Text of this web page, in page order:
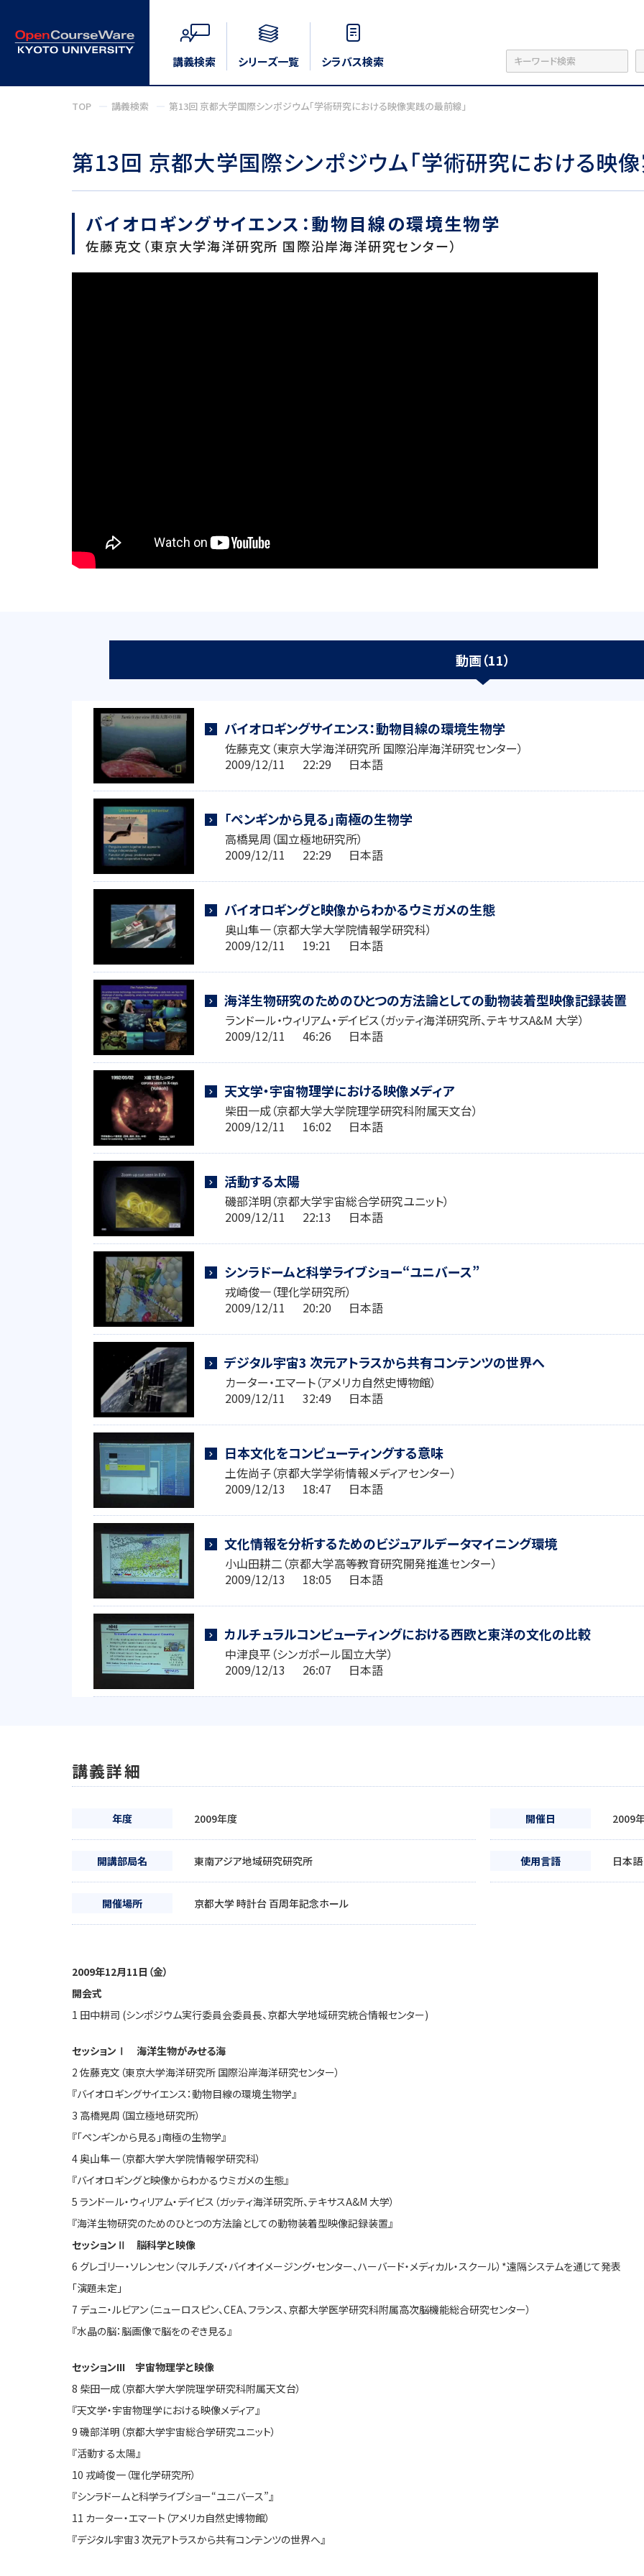
講義検索 シリーズ一覧 シラバス検索
TOP 講義検索 第13回 京都大学国際シンポジウム「学術研究における映像実践の最前線」
第13回 京都大学国際シンポジウム「学術研究における映像
バイオロギングサイエンス：動物目線の環境生物学
佐藤克文（東京大学海洋研究所 国際沿岸海洋研究センター）
動画（11）
バイオロギングサイエンス：動物目線の環境生物学
佐藤克文（東京大学海洋研究所 国際沿岸海洋研究センター）
2009/12/11 22:29 日本語
「ペンギンから見る」南極の生物学
高橋晃周（国立極地研究所）
2009/12/11 22:29 日本語
バイオロギングと映像からわかるウミガメの生態
奥山隼一（京都大学大学院情報学研究科）
2009/12/11 19:21 日本語
海洋生物研究のためのひとつの方法論としての動物装着型映像記録装置
ランドール・ウィリアム・デイビス（ガッティ海洋研究所、テキサスA&M 大学）
2009/12/11 46:26 日本語
天文学・宇宙物理学における映像メディア
柴田一成（京都大学大学院理学研究科附属天文台）
2009/12/11 16:02 日本語
活動する太陽
磯部洋明（京都大学宇宙総合学研究ユニット）
2009/12/11 22:13 日本語
シンラドームと科学ライブショー“ユニバース”
戎崎俊一（理化学研究所）
2009/12/11 20:20 日本語
デジタル宇宙3 次元アトラスから共有コンテンツの世界へ
カーター・エマート（アメリカ自然史博物館）
2009/12/11 32:49 日本語
日本文化をコンピューティングする意味
土佐尚子（京都大学学術情報メディアセンター）
2009/12/13 18:47 日本語
文化情報を分析するためのビジュアルデータマイニング環境
小山田耕二（京都大学高等教育研究開発推進センター）
2009/12/13 18:05 日本語
カルチュラルコンピューティングにおける西欧と東洋の文化の比較
中津良平（シンガポール国立大学）
2009/12/13 26:07 日本語
講義詳細
年度 2009年度 開催日 2009
開講部局名 東南アジア地域研究研究所 使用言語 日本語
開催場所 京都大学 時計台 百周年記念ホール
2009年12月11日（金）
開会式
1 田中耕司 (シンポジウム実行委員会委員長、京都大学地域研究統合情報センター)
セッションⅠ 海洋生物がみせる海
2 佐藤克文（東京大学海洋研究所 国際沿岸海洋研究センター）
『バイオロギングサイエンス：動物目線の環境生物学』
3 高橋晃周（国立極地研究所）
『「ペンギンから見る」南極の生物学』
4 奥山隼一（京都大学大学院情報学研究科）
『バイオロギングと映像からわかるウミガメの生態』
5 ランドール・ウィリアム・デイビス（ガッティ海洋研究所、テキサスA&M 大学）
『海洋生物研究のためのひとつの方法論としての動物装着型映像記録装置』
セッションⅡ 脳科学と映像
6 グレゴリー・ソレンセン（マルチノズ・バイオイメージング・センター、ハーバード・メディカル・スクール）*遠隔システムを通じて発表
「演題未定」
7 デュニ・ルビアン（ニューロスピン、CEA、フランス、京都大学医学研究科附属高次脳機能総合研究センター）
『水晶の脳：脳画像で脳をのぞき見る』
セッションIII 宇宙物理学と映像
8 柴田一成（京都大学大学院理学研究科附属天文台）
『天文学・宇宙物理学における映像メディア』
9 磯部洋明（京都大学宇宙総合学研究ユニット）
『活動する太陽』
10 戎崎俊一（理化学研究所）
『シンラドームと科学ライブショー“ユニバース”』
11 カーター・エマート（アメリカ自然史博物館）
『デジタル宇宙3 次元アトラスから共有コンテンツの世界へ』